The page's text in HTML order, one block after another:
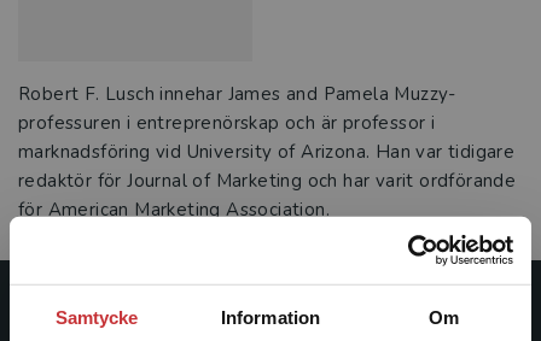
Samtycke Information Om
Robert F. Lusch innehar James and Pamela Muzzy-
professuren i entreprenörskap och är professor i
marknadsföring vid University of Arizona. Han var tidigare
redaktör för Journal of Marketing och har varit ordförande
för American Marketing Association.
Studentlitteratur